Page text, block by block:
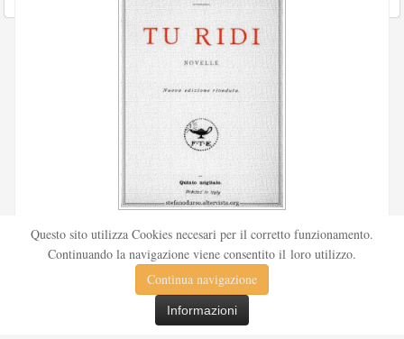
Pubblicata nel 1912 sul «Corriere della sera», la novella Tu
ridi fu successivamente inserita nella ...
Questo sito utilizza Cookies necesari per il corretto funzionamento.
Continuando la navigazione viene consentito il loro utilizzo.
Continua navigazione
Informazioni